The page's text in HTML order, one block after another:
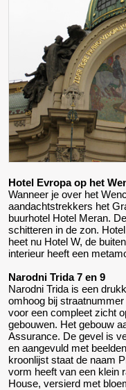
Hotel Evropa op het
Wanneer je over het
aandachtstrekkers het
buurhotel Hotel Meran.
schitteren in de zon.
heet nu Hotel W, de
interieur heeft een
Narodni Trida 7 en 9
Narodni Trida is een
omhoog bij
voor een compleet zicht
gebouwen. Het gebouw
Assurance. De gevel is
en aangevuld met
kroonlijst staat de naam
vorm heeft van een klein
House, versierd met